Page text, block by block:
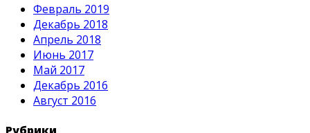
Февраль 2019
Декабрь 2018
Апрель 2018
Июнь 2017
Май 2017
Декабрь 2016
Август 2016